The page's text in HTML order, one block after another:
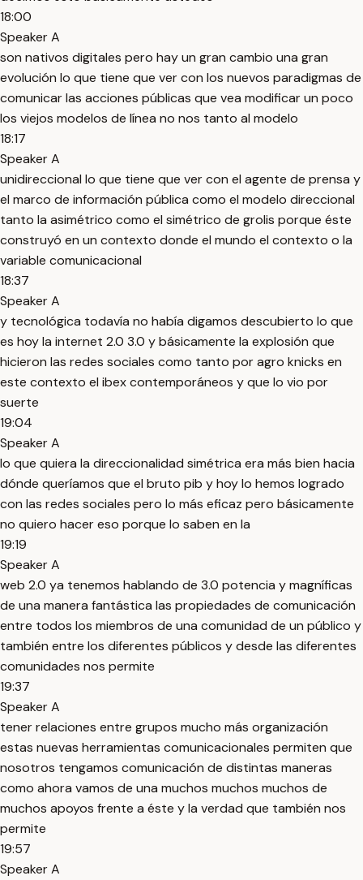
18:00
Speaker A
son nativos digitales pero hay un gran cambio una gran
evolución lo que tiene que ver con los nuevos paradigmas de
comunicar las acciones públicas que vea modificar un poco
los viejos modelos de línea no nos tanto al modelo
18:17
Speaker A
unidireccional lo que tiene que ver con el agente de prensa y
el marco de información pública como el modelo direccional
tanto la asimétrico como el simétrico de grolis porque éste
construyó en un contexto donde el mundo el contexto o la
variable comunicacional
18:37
Speaker A
y tecnológica todavía no había digamos descubierto lo que
es hoy la internet 2.0 3.0 y básicamente la explosión que
hicieron las redes sociales como tanto por agro knicks en
este contexto el ibex contemporáneos y que lo vio por
suerte
19:04
Speaker A
lo que quiera la direccionalidad simétrica era más bien hacia
dónde queríamos que el bruto pib y hoy lo hemos logrado
con las redes sociales pero lo más eficaz pero básicamente
no quiero hacer eso porque lo saben en la
19:19
Speaker A
web 2.0 ya tenemos hablando de 3.0 potencia y magníficas
de una manera fantástica las propiedades de comunicación
entre todos los miembros de una comunidad de un público y
también entre los diferentes públicos y desde las diferentes
comunidades nos permite
19:37
Speaker A
tener relaciones entre grupos mucho más organización
estas nuevas herramientas comunicacionales permiten que
nosotros tengamos comunicación de distintas maneras
como ahora vamos de una muchos muchos muchos de
muchos apoyos frente a éste y la verdad que también nos
permite
19:57
Speaker A